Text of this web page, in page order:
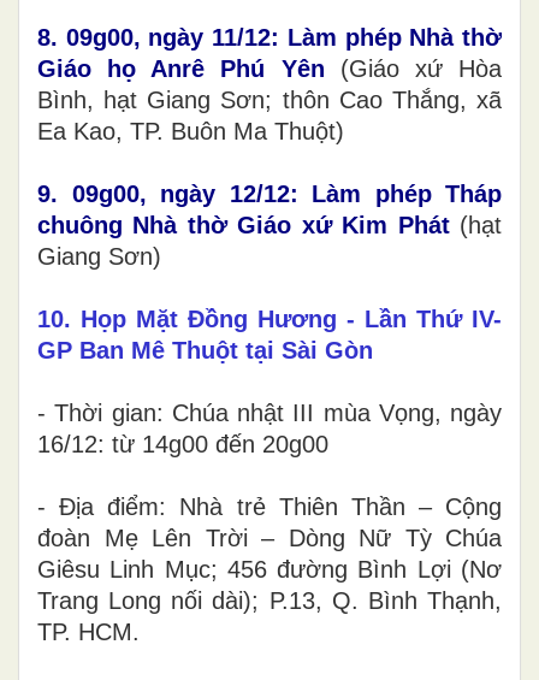
8. 09g00, ngày 11/12: Làm phép Nhà thờ
Giáo họ Anrê Phú Yên (Giáo xứ Hòa
Bình, hạt Giang Sơn; thôn Cao Thắng, xã
Ea Kao, TP. Buôn Ma Thuột)
9. 09g00, ngày 12/12: Làm phép Tháp
chuông Nhà thờ Giáo xứ Kim Phát(hạt
Giang Sơn)
10. Họp Mặt Đồng Hương - Lần Thứ IV-
GP Ban Mê Thuột tại Sài Gòn
- Thời gian: Chúa nhật III mùa Vọng, ngày
16/12: từ 14g00 đến 20g00
- Địa điểm: Nhà trẻ Thiên Thần – Cộng
đoàn Mẹ Lên Trời – Dòng Nữ Tỳ Chúa
Giêsu Linh Mục; 456 đường Bình Lợi (Nơ
Trang Long nối dài); P.13, Q. Bình Thạnh,
TP. HCM.